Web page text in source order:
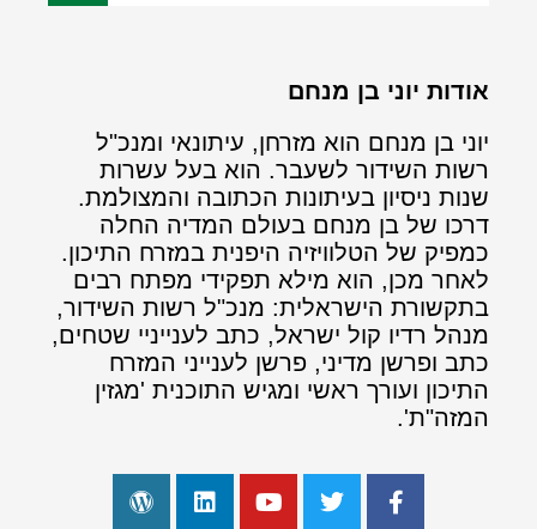
אודות יוני בן מנחם
יוני בן מנחם הוא מזרחן, עיתונאי ומנכ"ל
רשות השידור לשעבר. הוא בעל עשרות
שנות ניסיון בעיתונות הכתובה והמצולמת.
דרכו של בן מנחם בעולם המדיה החלה
כמפיק של הטלוויזיה היפנית במזרח התיכון.
לאחר מכן, הוא מילא תפקידי מפתח רבים
בתקשורת הישראלית: מנכ"ל רשות השידור,
מנהל רדיו קול ישראל, כתב לענייניי שטחים,
כתב ופרשן מדיני, פרשן לענייני המזרח
התיכון ועורך ראשי ומגיש התוכנית 'מגזין
המזה"ת'.